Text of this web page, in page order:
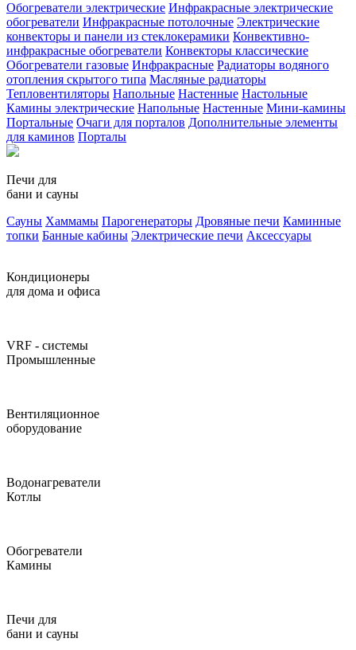
Обогреватели электрические Инфракрасные электрические
обогреватели Инфракрасные потолочные Электрические
конвекторы и панели из стеклокерамики Конвективно-
инфракрасные обогреватели Конвекторы классические
Обогреватели газовые Инфракрасные Радиаторы водяного
отопления скрытого типа Масляные радиаторы
Тепловентиляторы Напольные Настенные Настольные
Камины электрические Напольные Настенные Мини-камины
Портальные Очаги для порталов Дополнительные элементы
для каминов Порталы
Печи для
бани и сауны
Сауны Хаммамы Парогенераторы Дровяные печи Каминные
топки Банные кабины Электрические печи Аксессуары
Кондиционеры
для дома и офиса
VRF - системы
Промышленные
Вентиляционное
оборудование
Водонагреватели
Котлы
Обогреватели
Камины
Печи для
бани и сауны